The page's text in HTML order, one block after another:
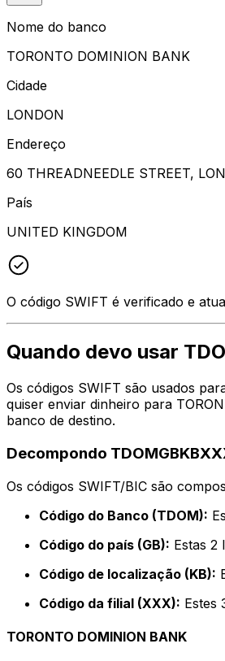
Nome do banco
TORONTO DOMINION BANK
Cidade
LONDON
Endereço
60 THREADNEEDLE STREET,
País
UNITED KINGDOM
O código SWIFT é verificado e
Quando devo usar
Os códigos SWIFT são usados
quiser enviar dinheiro para
banco de destino.
Decompondo
Os códigos SWIFT/BIC são
Código do Banco (TDOM):
Código do país (GB): Estas 2
Código de localização (KB):
Código da filial (XXX): Estes
TORONTO DOMINION BANK